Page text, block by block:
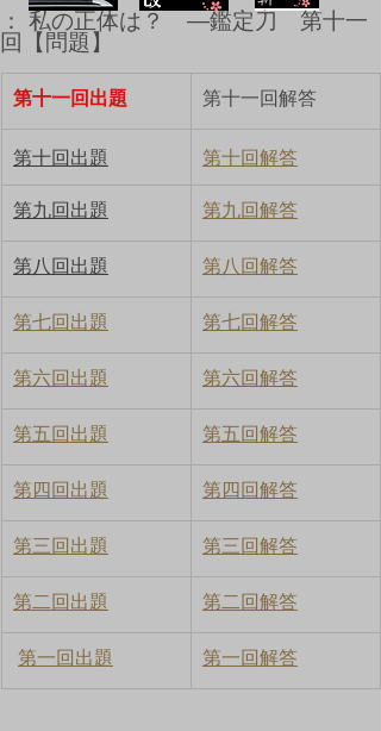
ブログ
： 私の正体は？ ―鑑定刀 第十一
回【問題】
第十一回出題 第十一回解答
第十回出題 第十回解答
第九回出題 第九回解答
第八回出題 第八回解答
第七回出題 第七回解答
第六回出題 第六回解答
第五回出題 第五回解答
第四回出題 第四回解答
第三回出題 第三回解答
第二回出題 第二回解答
第一回出題 第一回解答